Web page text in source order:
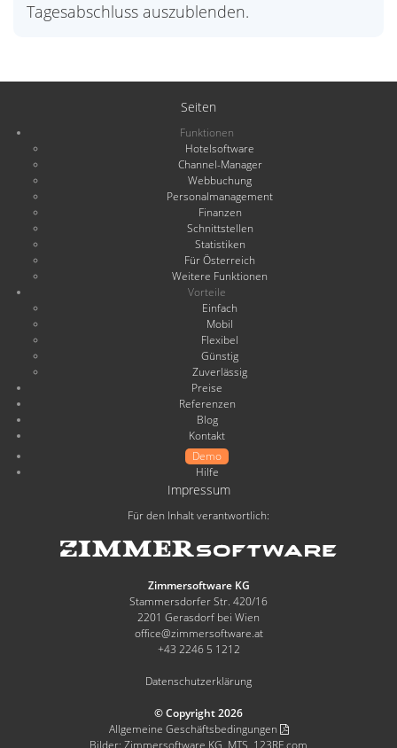
Tagesabschluss auszublenden.
Seiten
Funktionen
Hotelsoftware
Channel-Manager
Webbuchung
Personalmanagement
Finanzen
Schnittstellen
Statistiken
Für Österreich
Weitere Funktionen
Vorteile
Einfach
Mobil
Flexibel
Günstig
Zuverlässig
Preise
Referenzen
Blog
Kontakt
Demo
Hilfe
Impressum
Für den Inhalt verantwortlich:
Zimmersoftware KG
Stammersdorfer Str. 420/16
2201 Gerasdorf bei Wien
office@zimmersoftware.at
+43 2246 5 1212
Datenschutzerklärung
© Copyright 2026
Allgemeine Geschäftsbedingungen
Bilder: Zimmersoftware KG, MTS, 123RF.com